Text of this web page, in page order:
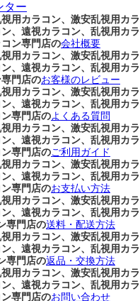
ター
用カラコン、激安乱視用カラ
、遠視カラコン、乱視用カラ
ン専門店の会社概要
用カラコン、激安乱視用カラ
、遠視カラコン、乱視用カラ
門店のお客様のレビュー
用カラコン、激安乱視用カラ
、遠視カラコン、乱視用カラ
専門店のよくある質問
用カラコン、激安乱視用カラ
、遠視カラコン、乱視用カラ
専門店のご利用ガイド
用カラコン、激安乱視用カラ
、遠視カラコン、乱視用カラ
専門店のお支払い方法
用カラコン、激安乱視用カラ
、遠視カラコン、乱視用カラ
専門店の送料・配送方法
用カラコン、激安乱視用カラ
、遠視カラコン、乱視用カラ
専門店の返品・交換方法
用カラコン、激安乱視用カラ
、遠視カラコン、乱視用カラ
専門店のお問い合わせ